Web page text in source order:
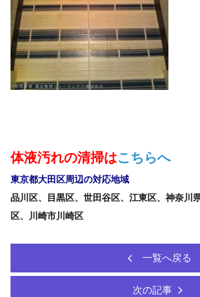
体液汚れの清掃はこちらへ
東京都大田区周辺の対応地域
品川区、目黒区、世田谷区、江東区、神奈川
区、川崎市川崎区
一覧へ戻る
次の記事